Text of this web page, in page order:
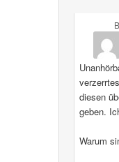
diesen
geben.
Warum